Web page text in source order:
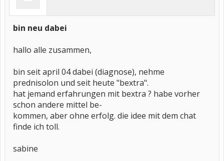
bin neu dabei
hallo alle zusammen,
bin seit april 04 dabei (diagnose), nehme
prednisolon und seit heute "bextra".
hat jemand erfahrungen mit bextra ? habe vorher
schon andere mittel be-
kommen, aber ohne erfolg. die idee mit dem chat
finde ich toll.
sabine